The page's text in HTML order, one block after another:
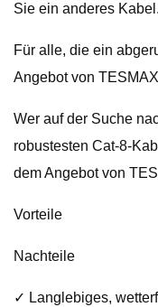
Sie ein anderes Kabel.
Für alle, die ein
Angebot von
Wer auf der Suche
robustesten Cat-8-
dem Angebot von
Vorteile
Nachteile
✓ Langlebiges,